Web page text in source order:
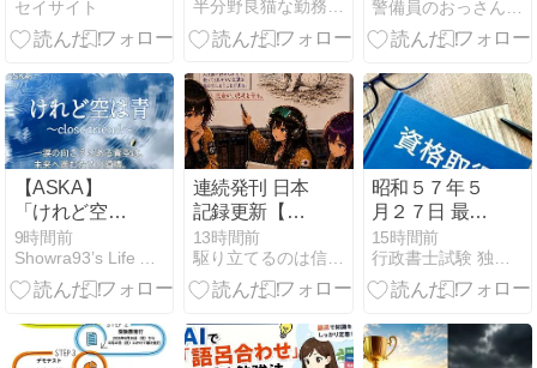
学園スクール
アイドル同好
知なるミチ」
【アニメ感
想】
セイサイト
半分野良猫な勤務社労士の憂鬱
【ASKA】
「けれど空は
青～close
friend～」｜歌
詞の意味を考
いつか青空に
なる
9時間前
連続発刊 日本
記録更新【重
機娘Ⓡ】
BREAKERMAKOTO
第53巻 照合編
13時間前
駆り立てるのは信念と情熱そして自分の正義
昭和５７年５
月２７日 最高
裁判所第一小
法廷 判決
15時間前